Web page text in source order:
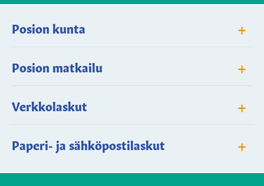
Posion kunta +
Posion matkailu +
Verkkolaskut +
Paperi- ja sähköpostilaskut +